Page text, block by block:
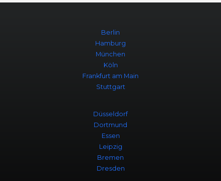
Berlin
Hamburg
München
Köln
Frankfurt am Main
Stuttgart
Düsseldorf
Dortmund
Essen
Leipzig
Bremen
Dresden